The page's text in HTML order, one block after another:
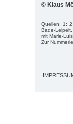
© Klaus
Quellen: 1;
Bade-
mit Marie-
Zur